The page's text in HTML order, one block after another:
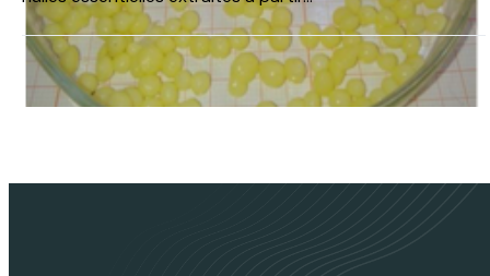
en huiles essentielles extraites à partir...